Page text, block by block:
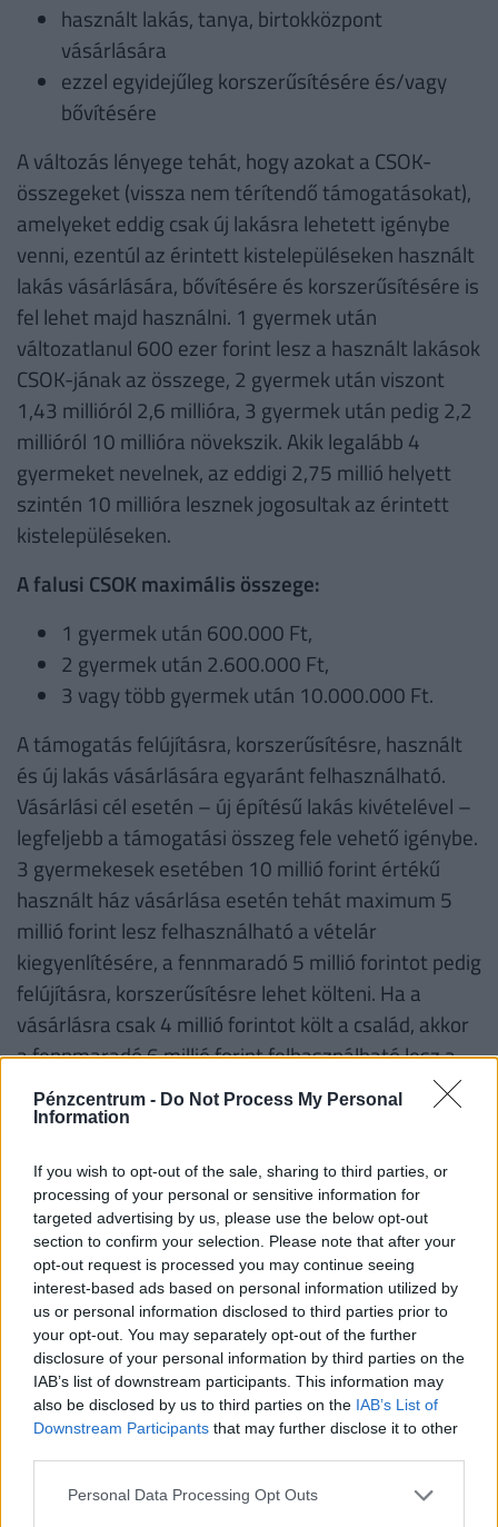
Pénzcentrum - Do Not Process My Personal
Information
If you wish to opt-out of the sale, sharing to third parties, or
processing of your personal or sensitive information for
targeted advertising by us, please use the below opt-out
section to confirm your selection. Please note that after your
opt-out request is processed you may continue seeing
interest-based ads based on personal information utilized by
us or personal information disclosed to third parties prior to
your opt-out. You may separately opt-out of the further
disclosure of your personal information by third parties on the
IAB’s list of downstream participants. This information may
also be disclosed by us to third parties on the IAB’s List of
Downstream Participants that may further disclose it to other
Personal Data Processing Opt Outs
használt lakás, tanya, birtokközpont
vásárlására
ezzel egyidejűleg korszerűsítésére és/vagy
bővítésére
A változás lényege tehát, hogy azokat a CSOK-
összegeket (vissza nem térítendő támogatásokat),
amelyeket eddig csak új lakásra lehetett igénybe
venni, ezentúl az érintett kistelepüléseken használt
lakás vásárlására, bővítésére és korszerűsítésére is
fel lehet majd használni. 1 gyermek után
változatlanul 600 ezer forint lesz a használt lakások
CSOK-jának az összege, 2 gyermek után viszont
1,43 millióról 2,6 millióra, 3 gyermek után pedig 2,2
millióról 10 millióra növekszik. Akik legalább 4
gyermeket nevelnek, az eddigi 2,75 millió helyett
szintén 10 millióra lesznek jogosultak az érintett
kistelepüléseken.
A falusi CSOK maximális összege:
1 gyermek után 600.000 Ft,
2 gyermek után 2.600.000 Ft,
3 vagy több gyermek után 10.000.000 Ft.
A támogatás felújításra, korszerűsítésre, használt
és új lakás vásárlására egyaránt felhasználható.
Vásárlási cél esetén – új építésű lakás kivételével –
legfeljebb a támogatási összeg fele vehető igénybe.
3 gyermekesek esetében 10 millió forint értékű
használt ház vásárlása esetén tehát maximum 5
millió forint lesz felhasználható a vételár
kiegyenlítésére, a fennmaradó 5 millió forintot pedig
felújításra, korszerűsítésre lehet költeni. Ha a
vásárlásra csak 4 millió forintot költ a család, akkor
a fennmaradó 6 millió forint felhasználható lesz a
rendeletben meghatározásra kerülő felújítási és
korszerűsítési munkálatok elvégzésére.
korszerűsítésre szeretnék felhasználni a
kedvezményt, úgy fenti támogatási összegek fele
lesz elérhető.
Fontos!A támogatás abban az esetben is
igényelhető korszerűsítésre és/vagy bővítésre, ha
korábban az adott lakásra már vettek igénybe
CSOK-ot. Ha valaki a korszerűsítési és/vagy bővítési
munkálatokat nem teljesíti, a folyósított családi
otthonteremtési kedvezményt - ideértve annak a
folyósítás napjától számított, Ptk. szerinti